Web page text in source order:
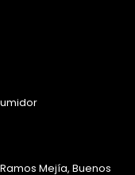
Mejía, Buenos